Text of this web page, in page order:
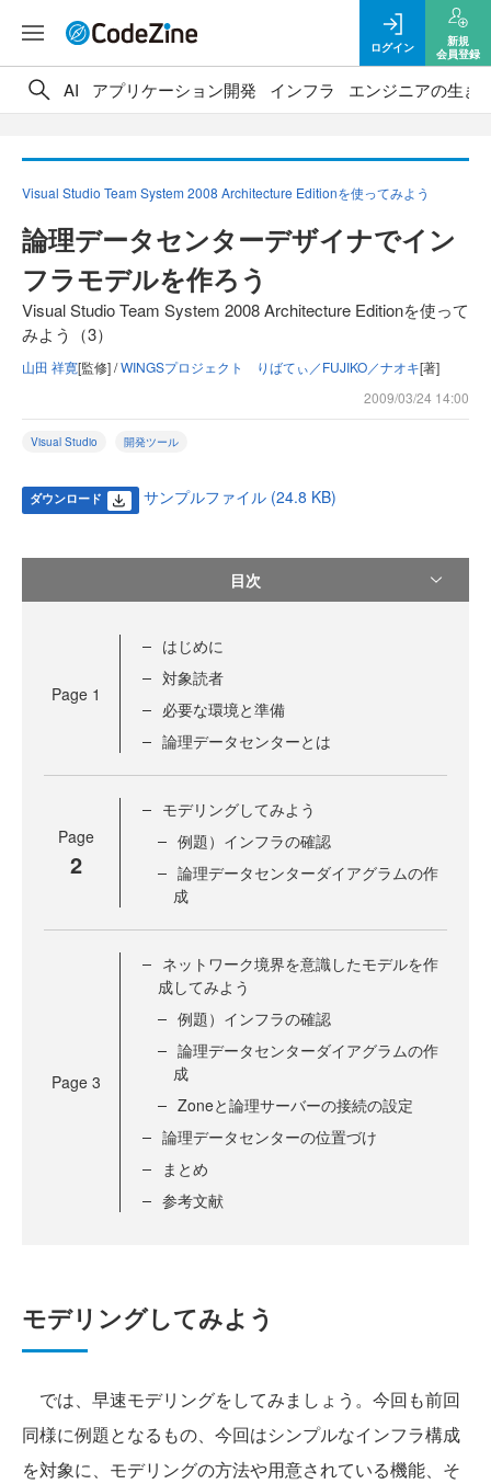
ログイン
新規
会員登録
AI アプリケーション開発 インフラ エンジニアの生き
Visual Studio Team System 2008 Architecture Editionを使ってみよう
論理データセンターデザイナでイン
フラモデルを作ろう
Visual Studio Team System 2008 Architecture Editionを使って
みよう（3）
山田 祥寛[監修] /WINGSプロジェクト りばてぃ／FUJIKO／ナオキ[著]
2009/03/24 14:00
Visual Studio 開発ツール
ダウンロード サンプルファイル (24.8 KB)
目次
Page 1
はじめに
対象読者
必要な環境と準備
論理データセンターとは
Page
2
モデリングしてみよう
例題）インフラの確認
論理データセンターダイアグラムの作
成
Page 3
ネットワーク境界を意識したモデルを作
成してみよう
例題）インフラの確認
論理データセンターダイアグラムの作
成
Zoneと論理サーバーの接続の設定
論理データセンターの位置づけ
まとめ
参考文献
モデリングしてみよう
では、早速モデリングをしてみましょう。今回も前回
同様に例題となるもの、今回はシンプルなインフラ構成
を対象に、モデリングの方法や用意されている機能、そ